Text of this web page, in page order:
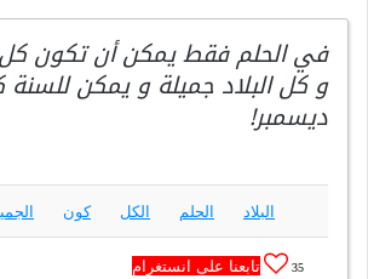
في الحلم فقط يمكن أن تكون كل
و كل البلاد جميلة و يمكن
ديسمبر!
البلاد الحلم الكل كون
35 تابعنا على انستغرام